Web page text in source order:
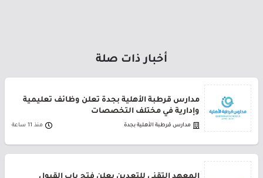
أخبار ذات صلة
مدارس قرطبة الأهلية بجدة تعلن وظائف تعليمية
وإدارية في مختلف التخصصات
مدارس قرطبة الأهلية بجدة منذ 11 ساعة